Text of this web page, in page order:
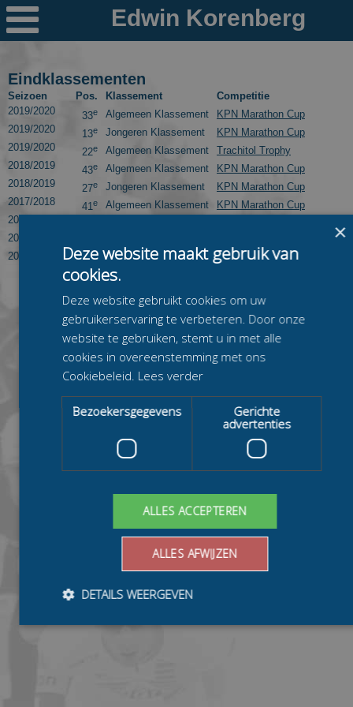

Nieuws
Ploegen
PR's
Schaatspeloton.nl
Eindklassementen
Seizoen Pos. Klassement
Competitie
2019/2020
33e Algemeen Klassement
KPN Marathon Cup
2019/2020
13e Jongeren Klassement
KPN Marathon Cup
2019/2020
22e Algemeen Klassement
Trachitol Trophy
2018/2019
43e Algemeen Klassement
KPN Marathon Cup
2018/2019
27e Jongeren Klassement
KPN Marathon Cup
2017/2018
41e Algemeen Klassement
KPN Marathon Cup
2017/2018
2015/2016
2014/2015
8e Algemeen Klassement Leisure World Regio Oost
×
Deze website maakt gebruik van
cookies.
Deze website gebruikt cookies om uw
gebruikerservaring te verbeteren. Door onze
website te gebruiken, stemt u in met alle
cookies in overeenstemming met ons
Cookiebeleid. Lees verder
Bezoekersgegevens
Gerichte
advertenties
ALLES ACCEPTEREN
ALLES AFWIJZEN
DETAILS WEERGEVEN